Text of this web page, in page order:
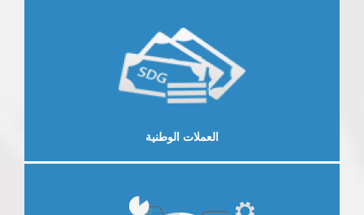
العرض الاقتصادي والمالي
إقرأ المزيد
العملات الوطنية